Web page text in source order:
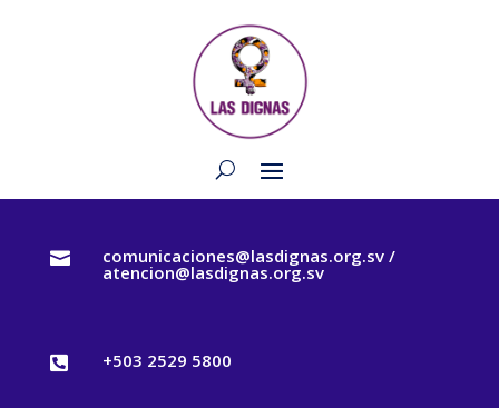
 comunicaciones@lasdignas.org.sv /
atencion@lasdignas.org.sv
 +503 2529 5800